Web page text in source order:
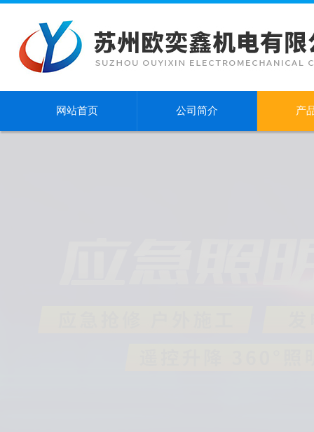
网站首页 公司简介 产